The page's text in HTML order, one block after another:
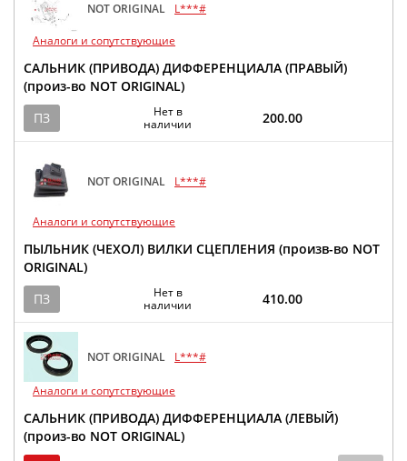
NOT ORIGINAL L***#
Аналоги и сопутствующие
САЛЬНИК (ПРИВОДА) ДИФФЕРЕНЦИАЛА (ПРАВЫЙ)
(произ-во NOT ORIGINAL)
ПЗ
Нет в
наличии
200.00
NOT ORIGINAL L***#
Аналоги и сопутствующие
ПЫЛЬНИК (ЧЕХОЛ) ВИЛКИ СЦЕПЛЕНИЯ (произв-во NOT
ORIGINAL)
ПЗ
Нет в
наличии
410.00
NOT ORIGINAL L***#
Аналоги и сопутствующие
САЛЬНИК (ПРИВОДА) ДИФФЕРЕНЦИАЛА (ЛЕВЫЙ)
(произ-во NOT ORIGINAL)